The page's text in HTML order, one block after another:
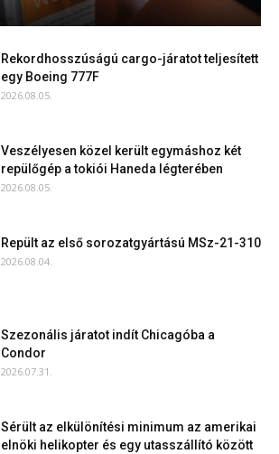
Rekordhosszúságú cargo-járatot teljesített
egy Boeing 777F
2026.08.05.
Veszélyesen közel került egymáshoz két
repülőgép a tokiói Haneda légterében
2026.08.05.
Repült az első sorozatgyártású MSz-21-310
2026.08.04.
Szezonális járatot indít Chicagóba a
Condor
2026.07.31.
Sérült az elkülönítési minimum az amerikai
elnöki helikopter és egy utasszállító között